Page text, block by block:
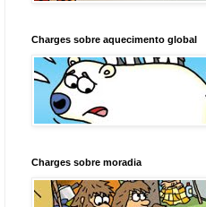
Charges sobre aquecimento global
Charges sobre moradia